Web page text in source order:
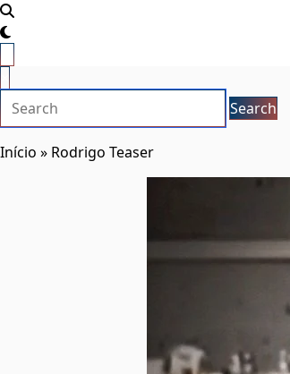
Início » Rodrigo Teaser